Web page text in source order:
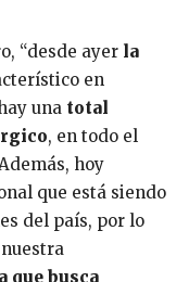
“desde ayer la
en
una total
, en todo el
hoy
que está siendo
del país, por lo
que busca